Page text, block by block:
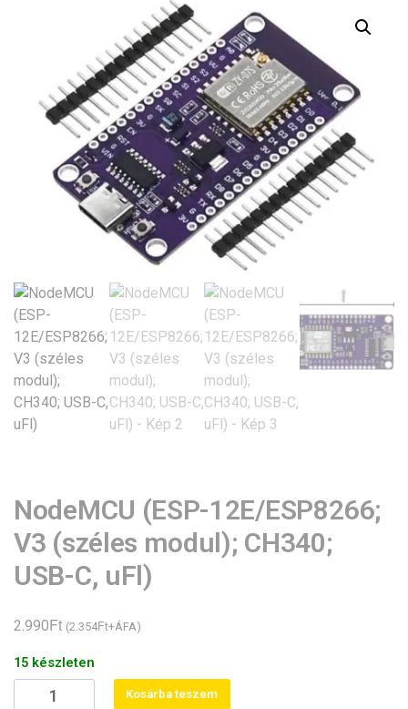
NodeMCU (ESP-12E/ESP8266;
V3 (széles modul); CH340;
USB-C, uFl)
2.990Ft (2.354Ft+ÁFA)
15 készleten
NodeMCU
Kosárba teszem